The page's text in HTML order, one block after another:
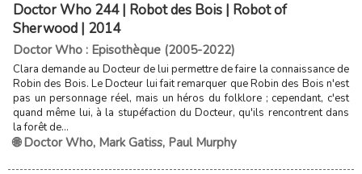
Doctor Who 244 | Robot des Bois | Robot of
Sherwood | 2014
Doctor Who : Episothèque (2005-2022)
Clara demande au Docteur de lui permettre de faire la connaissance de
Robin des Bois. Le Docteur lui fait remarquer que Robin des Bois n'est
pas un personnage réel, mais un héros du folklore ; cependant, c'est
quand même lui, à la stupéfaction du Docteur, qu'ils rencontrent dans
la forêt de...
🌐 Doctor Who, Mark Gatiss, Paul Murphy